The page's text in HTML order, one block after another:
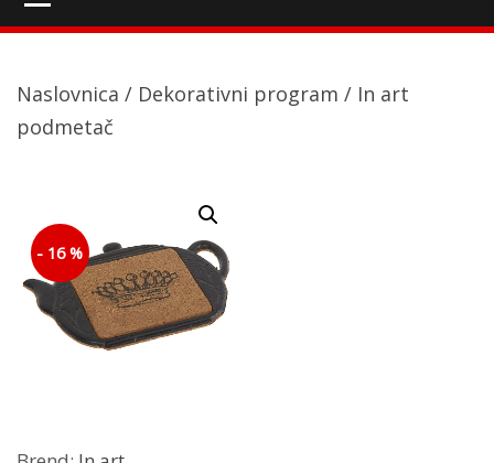
Naslovnica / Dekorativni program / In art
podmetač
- 16 %